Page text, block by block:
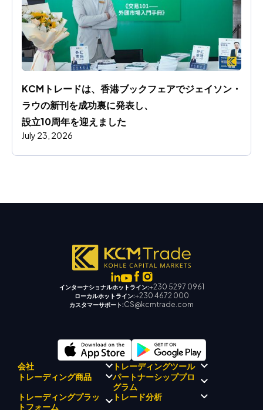
KCMトレードは、香港ブックフェアでジェイソン・
ラウの新刊を成功裏に発表し、
設立10周年を迎えました
July 23, 2026
インターナショナルホットライン:+230 5297 0961
ローカルホットライン:+230 4672 000
カスタマーサポート:CS@kcmtrade.com
会社
KCMトレードについて
KCM トレードドリフトチーム
トレーディングツール
KCMトレード AI メンター
KCM トレードシグナルセンタ
ー
トレーディング商品
外国為替
貴金属
パートナーシッププロ
グラム
トレーディングプラッ
トフォーム
トレード分析